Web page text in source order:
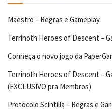
Maestro – Regras e Gameplay
Terrinoth Heroes of Descent –
Conheça o novo jogo da
Terrinoth Heroes of Descent –
(EXCLUSIVO pra Membros)
Protocolo Scintilla – Regras e